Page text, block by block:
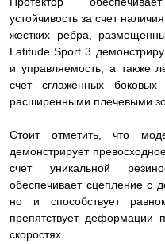
устойчивость за счет
жестких ребра,
Latitude Sport 3
и управляемость, а также
счет сглаженных боковых
расширенными плечевыми
Стоит отметить, что
демонстрирует
счет уникальной
обеспечивает сцепление с
но и способствует
препятствует деформации
скоростях.